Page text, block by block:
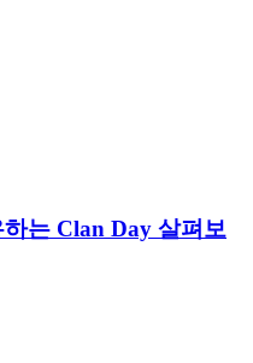
는 Clan Day 살펴보